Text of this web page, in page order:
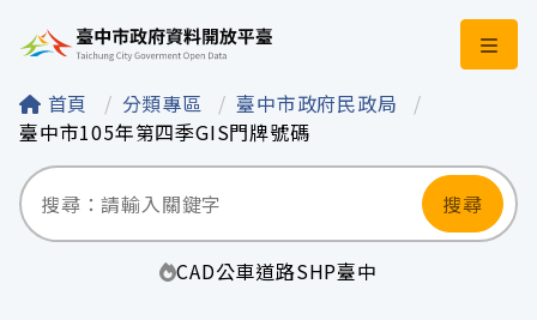
臺中市政府資料開
首頁 分類專區
臺中市政府民政局
臺中市105年第四季GIS門牌號碼
搜尋
CAD公車道路SHP臺中